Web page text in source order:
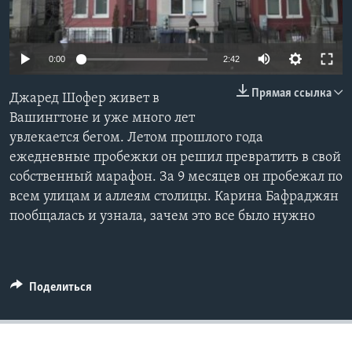
Learning English
Языки
0:00 2:42
Прямая ссылка
Джаред Шoфер живет в
Вашингтоне и уже много лет
увлекается бегом. Летом прошлого года
ежедневные пробежки он решил превратить в свой
собственный марафон. За 9 месяцев он пробежал по
всем улицам и аллеям столицы. Карина Бафраджян
пообщалась и узнала, зачем это все было нужно
Поделиться